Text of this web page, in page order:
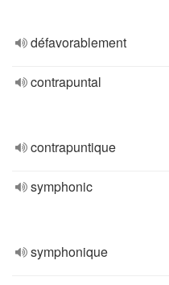
défavorablement
contrapuntal
contrapuntique
symphonic
symphonique